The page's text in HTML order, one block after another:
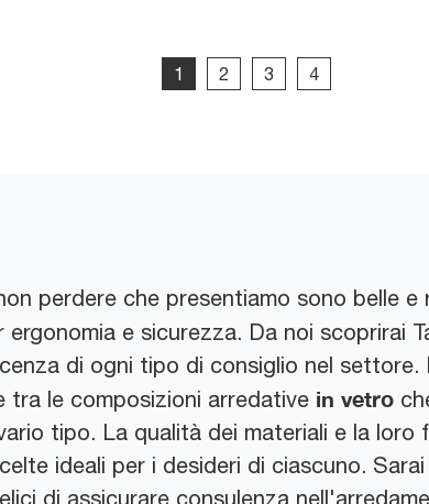
1 2 3 4
perdere che presentiamo sono belle
e sicurezza. Da noi scoprirai
di ogni tipo di consiglio nel
le composizioni arredative in vetro
tipo. La qualità dei materiali e la loro
ideali per i desideri di ciascuno.
di assicurare consulenza